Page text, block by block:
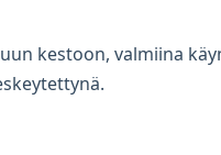
kestoon, valmiina